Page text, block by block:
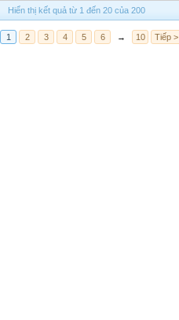
Hiển thị kết quả từ 1 đến 20 của 200
1 2 3 4 5 6 → 10 Tiếp >